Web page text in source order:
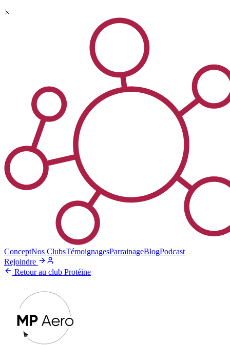
ConceptNos ClubsTémoignagesParrainageBlogPodcast
Rejoindre
Retour au club Protéine